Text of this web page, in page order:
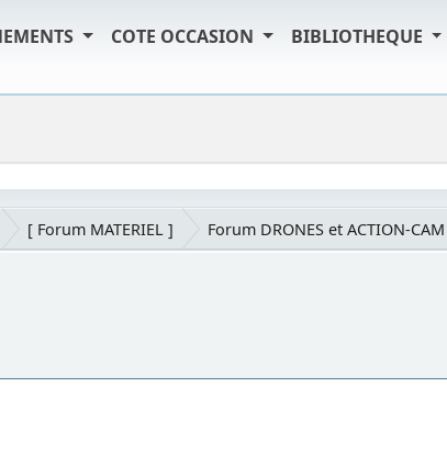
COTE OCCASION BIBLIOTHEQUE
[ Forum MATERIEL ] Forum DRONES et ACTION-CAM